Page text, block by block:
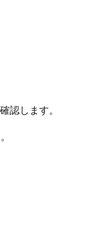
認します。